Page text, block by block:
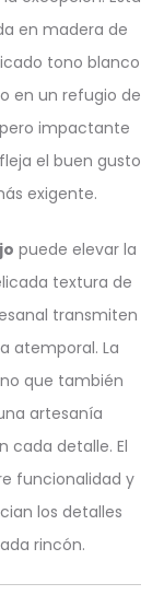
en madera de
tono blanco
en un refugio de
impactante
el buen gusto
exigente.
puede elevar la
textura de
transmiten
atemporal. La
que también
artesanía
cada detalle. El
funcionalidad y
los detalles
rincón.